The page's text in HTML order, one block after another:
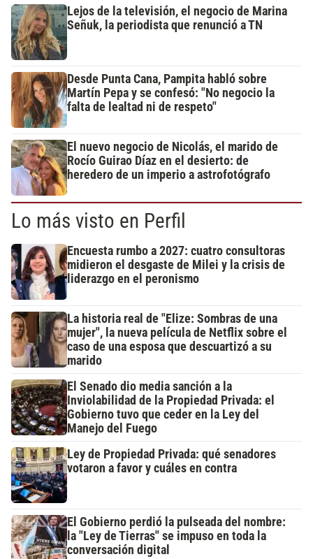
Lejos de la televisión, el negocio de Marina
Señuk, la periodista que renunció a TN
Desde Punta Cana, Pampita habló sobre
Martín Pepa y se confesó: "No negocio la
falta de lealtad ni de respeto"
El nuevo negocio de Nicolás, el marido de
Rocío Guirao Díaz en el desierto: de
heredero de un imperio a astrofotógrafo
Lo más visto en Perfil
Encuesta rumbo a 2027: cuatro consultoras
midieron el desgaste de Milei y la crisis de
liderazgo en el peronismo
La historia real de "Elize: Sombras de una
mujer", la nueva película de Netflix sobre el
caso de una esposa que descuartizó a su
marido
El Senado dio media sanción a la
Inviolabilidad de la Propiedad Privada: el
Gobierno tuvo que ceder en la Ley del
Manejo del Fuego
Ley de Propiedad Privada: qué senadores
votaron a favor y cuáles en contra
El Gobierno perdió la pulseada del nombre:
la "Ley de Tierras" se impuso en toda la
conversación digital